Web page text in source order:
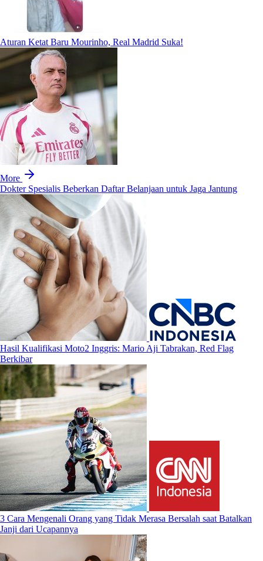
Aturan Ketat Baru Mourinho, Real Madrid Suka!
More
Dokter Spesialis Beberkan Daftar Belanjaan untuk Jaga Jantung
Hasil Kualifikasi Moto2 Inggris: Mario Aji Tabrakan, Red Flag
Berkibar
3 Cara Mengenali Orang yang Tidak Merasa Bersalah saat Batalkan
Janji dari Ucapannya